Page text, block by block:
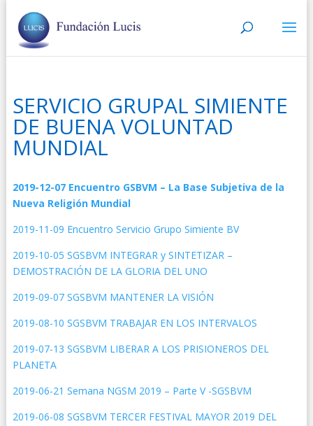
SERVICIO GRUPAL SIMIENTE
DE BUENA VOLUNTAD
MUNDIAL
2019-12-07 Encuentro GSBVM – La Base Subjetiva de la
Nueva Religión Mundial
2019-11-09 Encuentro Servicio Grupo Simiente BV
2019-10-05 SGSBVM INTEGRAR y SINTETIZAR –
DEMOSTRACIÓN DE LA GLORIA DEL UNO
2019-09-07 SGSBVM MANTENER LA VISIÓN
2019-08-10 SGSBVM TRABAJAR EN LOS INTERVALOS
2019-07-13 SGSBVM LIBERAR A LOS PRISIONEROS DEL
PLANETA
2019-06-21 Semana NGSM 2019 – Parte V -SGSBVM
2019-06-08 SGSBVM TERCER FESTIVAL MAYOR 2019 DEL